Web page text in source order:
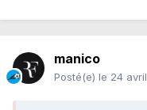
manico
Posté(e) le 24 avril